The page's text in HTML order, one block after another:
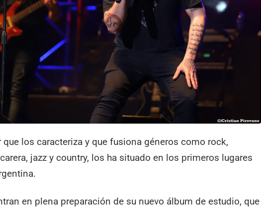
los caracteriza y que fusiona géneros como rock,
jazz y country, los ha situado en los primeros lugares
en plena preparación de su nuevo álbum de estudio, que